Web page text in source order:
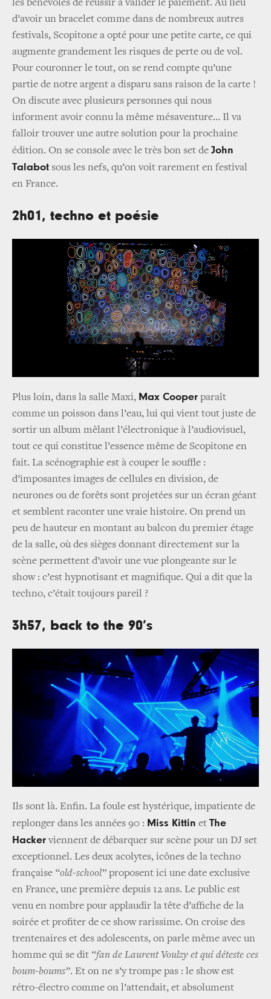
les bénévoles de réussir à valider le paiement. Au lieu
d’avoir un bracelet comme dans de nombreux autres
festivals, Scopitone a opté pour une petite carte, ce qui
augmente grandement les risques de perte ou de vol.
Pour couronner le tout, on se rend compte qu’une
partie de notre argent a disparu sans raison de la carte !
On discute avec plusieurs personnes qui nous
informent avoir connu la même mésaventure… Il va
falloir trouver une autre solution pour la prochaine
édition. On se console avec le très bon set de John
Talabot sous les nefs, qu’on voit rarement en festival
en France.
2h01, techno et poésie
Plus loin, dans la salle Maxi, Max Cooper paraît
comme un poisson dans l’eau, lui qui vient tout juste de
sortir un album mêlant l’électronique à l’audiovisuel,
tout ce qui constitue l’essence même de Scopitone en
fait. La scénographie est à couper le souffle :
d’imposantes images de cellules en division, de
neurones ou de forêts sont projetées sur un écran géant
et semblent raconter une vraie histoire. On prend un
peu de hauteur en montant au balcon du premier étage
de la salle, où des sièges donnant directement sur la
scène permettent d’avoir une vue plongeante sur le
show : c’est hypnotisant et magnifique. Qui a dit que la
techno, c’était toujours pareil ?
3h57, back to the 90’s
Ils sont là. Enfin. La foule est hystérique, impatiente de
replonger dans les années 90 : Miss Kittin et The
Hackerviennent de débarquer sur scène pour un DJ set
exceptionnel. Les deux acolytes, icônes de la techno
française “old-school” proposent ici une date exclusive
en France, une première depuis 12 ans. Le public est
venu en nombre pour applaudir la tête d’affiche de la
soirée et profiter de ce show rarissime. On croise des
trentenaires et des adolescents, on parle même avec un
homme qui se dit “fan de Laurent Voulzy et qui déteste ces
boum-boums”. Et on ne s’y trompe pas : le show est
rétro-électro comme on l’attendait, et absolument